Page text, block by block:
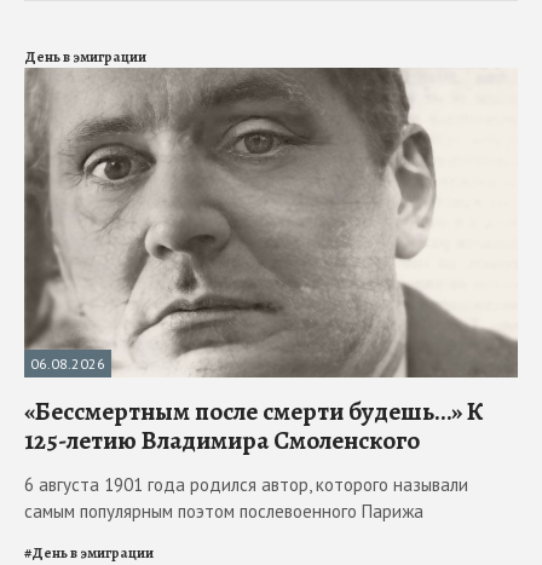
День в эмиграции
06.08.2026
«Бессмертным после смерти будешь…» К
125-летию Владимира Смоленского
6 августа 1901 года родился автор, которого называли
самым популярным поэтом послевоенного Парижа
#День в эмиграции